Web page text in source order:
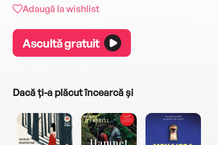
Adaugă la wishlist
Ascultă gratuit
Dacă ți-a plăcut încearcă și